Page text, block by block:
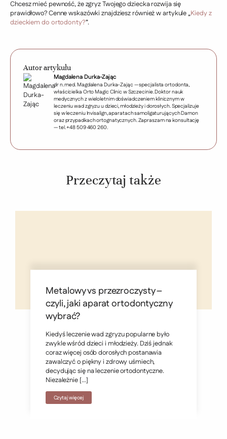
Chcesz mieć pewność, że zgryz Twojego dziecka rozwija się
prawidłowo? Cenne wskazówki znajdziesz również w artykule „Kiedy z
dzieckiem do ortodonty?”.
Autor artykułu
Magdalena Durka-Zając
dr n. med. Magdalena Durka-Zając — specjalista ortodonta,
właścicielka Orto Magic Clinic w Szczecinie. Doktor nauk
medycznych z wieloletnim doświadczeniem klinicznym w
leczeniu wad zgryzu u dzieci, młodzieży i dorosłych. Specjalizuje
się w leczeniu Invisalign, aparatach samoligaturujących Damon
oraz przypadkach ortognatycznych. Zapraszam na konsultację
— tel. +48 509 460 260.
Przeczytaj także
Metalowy vs przezroczysty –
czyli, jaki aparat ortodontyczny
wybrać?
Kiedyś leczenie wad zgryzu popularne było
zwykle wśród dzieci i młodzieży. Dziś jednak
coraz więcej osób dorosłych postanawia
zawalczyć o piękny i zdrowy uśmiech,
decydując się na leczenie ortodontyczne.
Niezależnie […]
Czytaj więcej